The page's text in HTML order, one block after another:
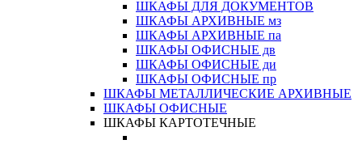
ШКАФЫ ДЛЯ ДОКУМЕНТОВ
ШКАФЫ АРХИВНЫЕ мз
ШКАФЫ АРХИВНЫЕ па
ШКАФЫ ОФИСНЫЕ дв
ШКАФЫ ОФИСНЫЕ ди
ШКАФЫ ОФИСНЫЕ пр
ШКАФЫ МЕТАЛЛИЧЕСКИЕ АРХИВНЫЕ
ШКАФЫ ОФИСНЫЕ
ШКАФЫ КАРТОТЕЧНЫЕ